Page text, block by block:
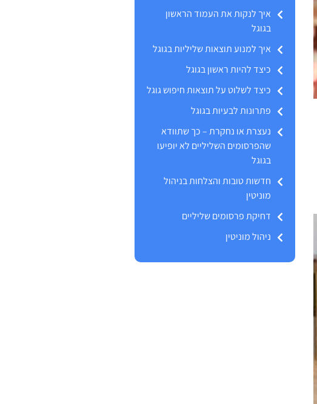
איך לנקות את העמוד הראשון
בגוגל
איך למנוע תוצאות שליליות בגוגל
כיצד להיות ראשון בגוגל
כיצד לשלוט על תוצאות חיפוש גוגל
פתרונות לבעיות בגוגל
נעצרת או נחקרת – כך שתוודא
שהפרסומים השליליים לא יופיעו
בגוגל
חדשות טובות והצלחות בניהול
מוניטין
דחיקת פרסומים שליליים
ניהול מוניטין